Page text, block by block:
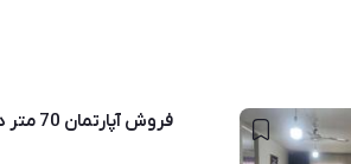
فروش آپارتمان 70 متر در شهرک آزادگان درموزیرج